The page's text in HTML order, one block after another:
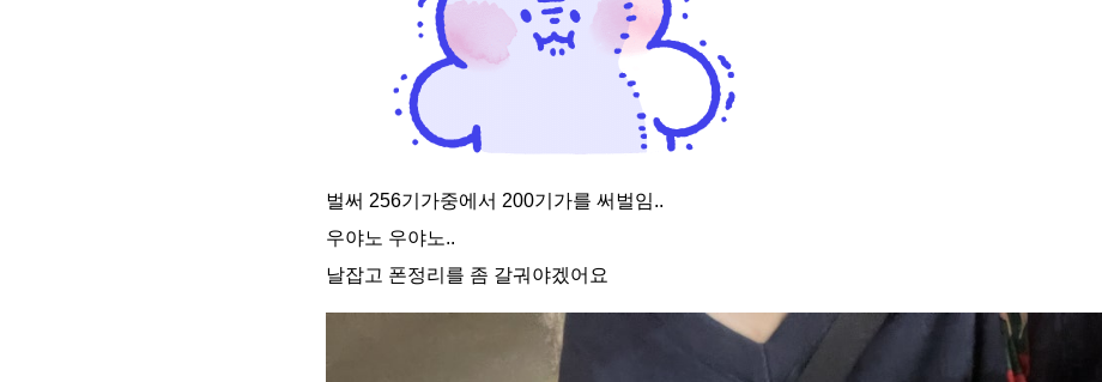
벌써 256기가중에서 200기가를 써벌임..
우야노 우야노..
날잡고 폰정리를 좀 갈궈야겠어요